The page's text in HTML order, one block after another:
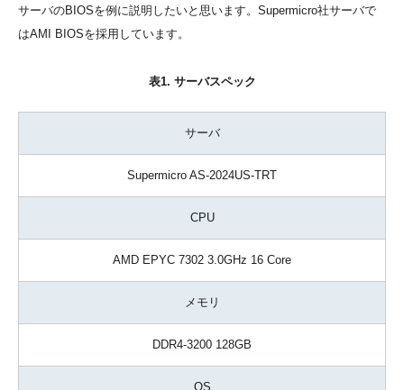
サーバのBIOSを例に説明したいと思います。Supermicro社サーバで
はAMI BIOSを採用しています。
表1. サーバスペック
サーバ
Supermicro AS-2024US-TRT
CPU
AMD EPYC 7302 3.0GHz 16 Core
メモリ
DDR4-3200 128GB
OS